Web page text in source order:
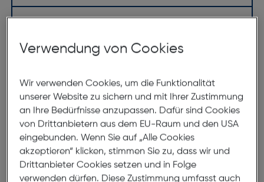
Abmessungen
Brillenbreite:141mm
Glasbreite:47mm
Bügellänge:150mm
(individuell ausrichtbar)
141mm
Verwendung von Cookies
Wir verwenden Cookies, um die Funktionalität
unserer Website zu sichern und mit Ihrer Zustimmung
an Ihre Bedürfnisse anzupassen. Dafür sind Cookies
von Drittanbietern aus dem EU-Raum und den USA
eingebunden. Wenn Sie auf „Alle Cookies
akzeptieren“ klicken, stimmen Sie zu, dass wir und
Drittanbieter Cookies setzen und in Folge
verwenden dürfen. Diese Zustimmung umfasst auch